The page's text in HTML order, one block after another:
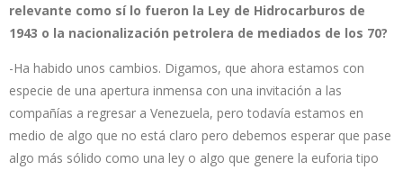
relevante como sí lo fueron la Ley de Hidrocarburos de
1943 o la nacionalización petrolera de mediados de los 70?
-Ha habido unos cambios. Digamos, que ahora estamos con
especie de una apertura inmensa con una invitación a las
compañías a regresar a Venezuela, pero todavía estamos en
medio de algo que no está claro pero debemos esperar que pase
algo más sólido como una ley o algo que genere la euforia tipo